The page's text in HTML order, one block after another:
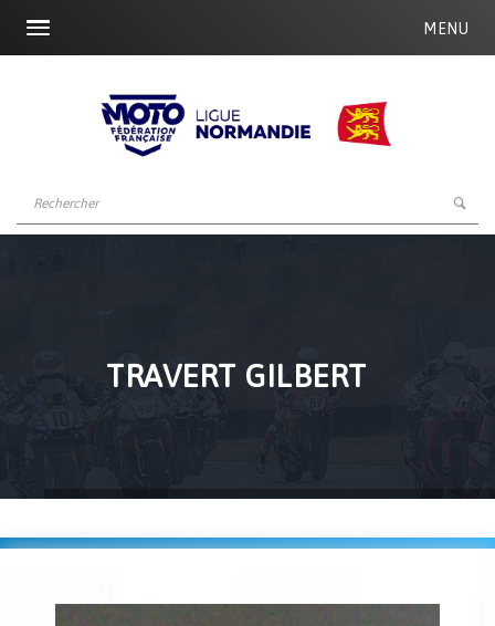
MENU
TRAVERT GILBERT